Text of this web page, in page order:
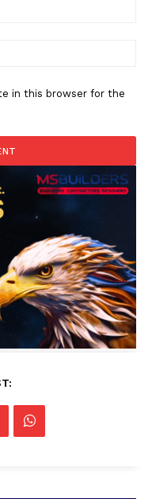
in this browser for the